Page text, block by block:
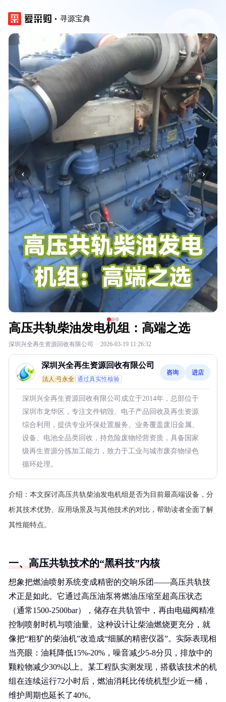
寻源宝典
‹ ›
高压共轨柴油发电机组：高端之选
深圳兴全再生资源回收有限公司 · 2026-03-19 11:26:32
深圳兴全再生资源回收有限公司
法人:弓永全 通过真实性核验
咨询 进店
深圳兴全再生资源回收有限公司成立于2014年，总部位于
深圳市龙华区，专注文件销毁、电子产品回收及再生资源
综合利用，提供专业环保处置服务。业务覆盖废旧金属、
设备、电池全品类回收，持危险废物经营资质，具备国家
级再生资源分拣加工能力，致力于工业与城市废弃物绿色
循环处理。
介绍： 本文探讨高压共轨柴油发电机组是否为目前最高端设备，分
析其技术优势、应用场景及与其他技术的对比，帮助读者全面了解
其性能特点。
一、高压共轨技术的“黑科技”内核
想象把燃油喷射系统变成精密的交响乐团——高压共轨技
术正是如此。它通过高压油泵将燃油压缩至超高压状态
（通常1500-2500bar），储存在共轨管中，再由电磁阀精准
控制喷射时机与喷油量。这种设计让柴油燃烧更充分，就
像把“粗犷的柴油机”改造成“细腻的精密仪器”。实际表现相
当亮眼：油耗降低15%-20%，噪音减少5-8分贝，排放中的
颗粒物减少30%以上。某工程队实测发现，搭载该技术的机
组在连续运行72小时后，燃油消耗比传统机型少近一桶，
维护周期也延长了40%。